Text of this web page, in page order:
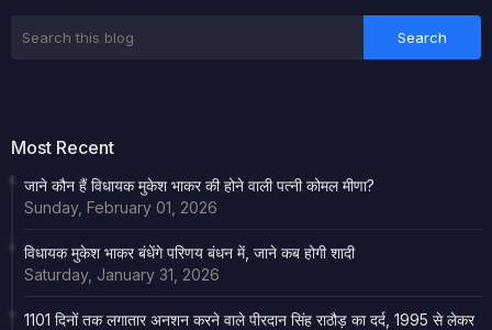
Most Recent
जाने कौन हैं विधायक मुकेश भाकर की होने वाली पत्नी कोमल मीणा?
Sunday, February 01, 2026
विधायक मुकेश भाकर बंधेंगे परिणय बंधन में, जाने कब होगी शादी
Saturday, January 31, 2026
1101 दिनों तक लगातार अनशन करने वाले पीरदान सिंह राठौड़ का दर्द, 1995 से लेकर